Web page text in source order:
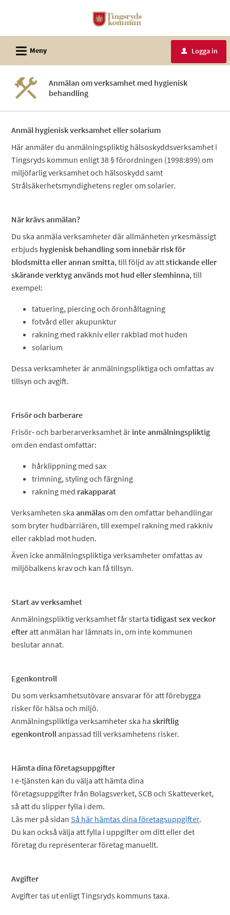
e-
tjänster
-
Tingsryds
kommun
L Meny u Logga in
Anmälan om verksamhet med hygienisk
behandling
Anmäl hygienisk verksamhet eller solarium
Här anmäler du anmälningspliktig hälsoskyddsverksamhet i
Tingsryds kommun enligt 38 § förordningen (1998:899) om
miljöfarlig verksamhet och hälsoskydd samt
Strålsäkerhetsmyndighetens regler om solarier.
När krävs anmälan?
Du ska anmäla verksamheter där allmänheten yrkesmässigt
erbjuds hygienisk behandling som innebär risk för
blodsmitta eller annan smitta, till följd av attstickande eller
skärande verktyg används mot hud eller slemhinna, till
exempel:
tatuering, piercing och öronhåltagning
fotvård eller akupunktur
rakning med rakkniv eller rakblad mot huden
solarium
Dessa verksamheter är anmälningspliktiga och omfattas av
tillsyn och avgift.
Frisör och barberare
Frisör‑ och barberarverksamhet är inte anmälningspliktig
om den endast omfattar:
hårklippning med sax
trimning, styling och färgning
rakning med rakapparat
Verksamheten ska anmälasom den omfattar behandlingar
som bryter hudbarriären, till exempel rakning med rakkniv
eller rakblad mot huden.
Även icke anmälningspliktiga verksamheter omfattas av
miljöbalkens krav och kan få tillsyn.
Start av verksamhet
Anmälningspliktig verksamhet får startatidigast sex veckor
efter att anmälan har lämnats in, om inte kommunen
beslutar annat.
Egenkontroll
Du som verksamhetsutövare ansvarar för att förebygga
risker för hälsa och miljö.
Anmälningspliktiga verksamheter ska haskriftlig
egenkontroll anpassad till verksamhetens risker.
Hämta dina företagsuppgifter
I e-tjänsten kan du välja att hämta dina
företagsuppgifter från Bolagsverket, SCB och Skatteverket,
så att du slipper fylla i dem.
Läs mer på sidan Så här hämtas dina företagsuppgifter.
Du kan också välja att fylla i uppgifter om ditt eller det
företag du representerar företag manuellt.
Avgifter
Avgifter tas ut enligt Tingsryds kommuns taxa.